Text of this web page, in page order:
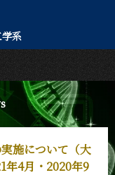
系
施について（大
年4月・2020年9
English